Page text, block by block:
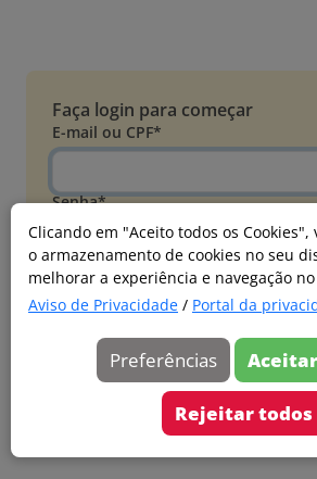
Clicando em "Aceito todos os Cookies",
o armazenamento de cookies no seu
melhorar a experiência e navegação
Aviso de Privacidade / Portal da
Preferências
Rejeitar todos
Faça login para começar
E-mail ou CPF*
Senha*
Entrar
Acessar com
Ainda não faz parte?
Cadastre-se
Versão 20260805.7